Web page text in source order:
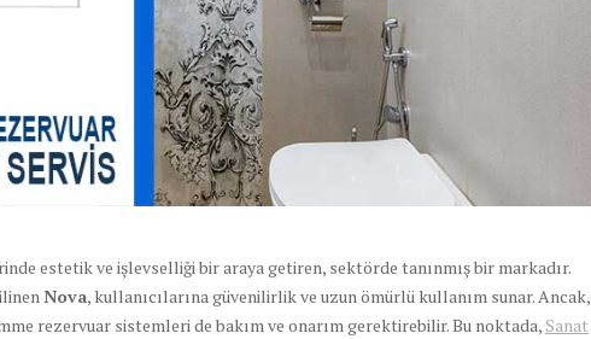
estetik ve işlevselliği bir araya getiren, sektörde tanınmış bir markadır.
Nova, kullanıcılarına güvenilirlik ve uzun ömürlü kullanım sunar. Ancak,
rezervuar sistemleri de bakım ve onarım gerektirebilir. Bu noktada, Sanat